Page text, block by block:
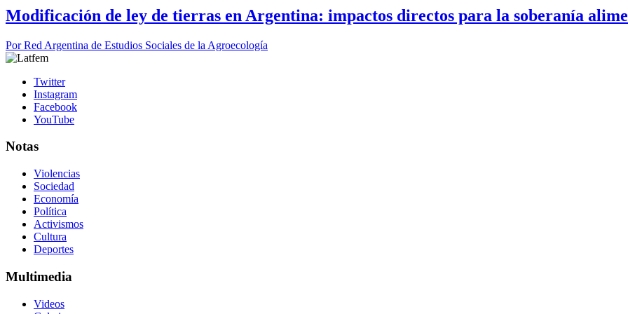
Modificación de ley de tierras en Argentina: impactos directos para la soberanía
PorRed Argentina de Estudios Sociales de la Agroecología
Twitter
Instagram
Facebook
YouTube
Notas
Violencias
Sociedad
Economía
Política
Activismos
Cultura
Deportes
Multimedia
Videos